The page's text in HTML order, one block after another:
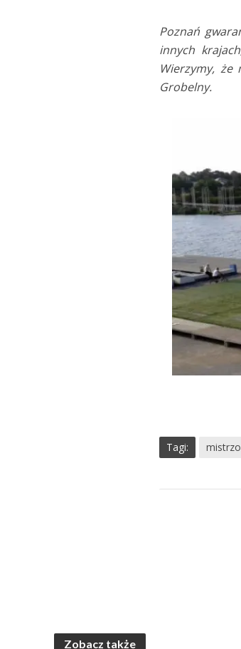
Poznań
innych
Wierzymy, że
Grobelny.
Tagi:
Zobacz także